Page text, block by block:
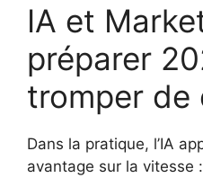
IA et
préparer
tromper de
Dans la pratique, l’IA
avantage sur la vitesse